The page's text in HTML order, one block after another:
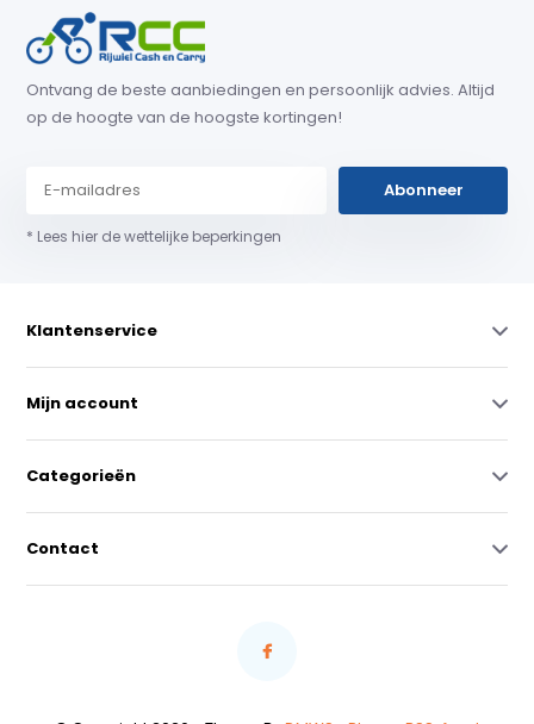
Ontvang de beste aanbiedingen en persoonlijk advies. Altijd
op de hoogte van de hoogste kortingen!
Abonneer
* Lees hier de wettelijke beperkingen
Klantenservice
Mijn account
Categorieën
Contact